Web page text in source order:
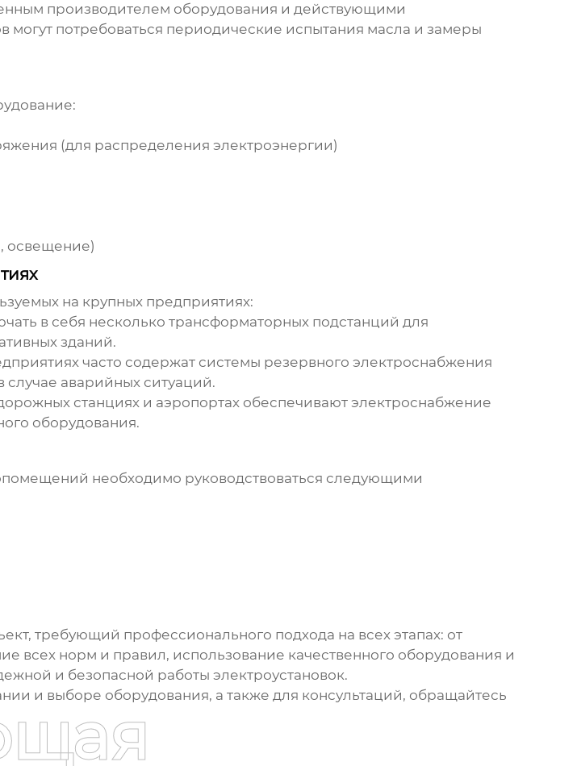
производителем оборудования и действующими
потребоваться периодические испытания масла и замеры
(для распределения электроэнергии)
освещение)
на крупных предприятиях:
в себя несколько трансформаторных подстанций для
зданий.
часто содержат системы резервного электроснабжения
аварийных ситуаций.
станциях и аэропортах обеспечивают электроснабжение
оборудования.
необходимо руководствоваться следующими
требующий профессионального подхода на всех этапах: от
всех норм и правил, использование качественного оборудования и
и безопасной работы электроустановок.
и выборе оборудования, а также для консультаций, обращайтесь